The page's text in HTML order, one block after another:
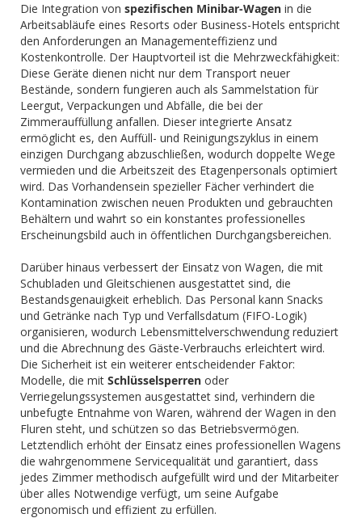
Die Integration von spezifischen Minibar-Wagen in die
Arbeitsabläufe eines Resorts oder Business-Hotels entspricht
den Anforderungen an Managementeffizienz und
Kostenkontrolle. Der Hauptvorteil ist die Mehrzweckfähigkeit:
Diese Geräte dienen nicht nur dem Transport neuer
Bestände, sondern fungieren auch als Sammelstation für
Leergut, Verpackungen und Abfälle, die bei der
Zimmerauffüllung anfallen. Dieser integrierte Ansatz
ermöglicht es, den Auffüll- und Reinigungszyklus in einem
einzigen Durchgang abzuschließen, wodurch doppelte Wege
vermieden und die Arbeitszeit des Etagenpersonals optimiert
wird. Das Vorhandensein spezieller Fächer verhindert die
Kontamination zwischen neuen Produkten und gebrauchten
Behältern und wahrt so ein konstantes professionelles
Erscheinungsbild auch in öffentlichen Durchgangsbereichen.
Darüber hinaus verbessert der Einsatz von Wagen, die mit
Schubladen und Gleitschienen ausgestattet sind, die
Bestandsgenauigkeit erheblich. Das Personal kann Snacks
und Getränke nach Typ und Verfallsdatum (FIFO-Logik)
organisieren, wodurch Lebensmittelverschwendung reduziert
und die Abrechnung des Gäste-Verbrauchs erleichtert wird.
Die Sicherheit ist ein weiterer entscheidender Faktor:
Modelle, die mit Schlüsselsperren oder
Verriegelungssystemen ausgestattet sind, verhindern die
unbefugte Entnahme von Waren, während der Wagen in den
Fluren steht, und schützen so das Betriebsvermögen.
Letztendlich erhöht der Einsatz eines professionellen Wagens
die wahrgenommene Servicequalität und garantiert, dass
jedes Zimmer methodisch aufgefüllt wird und der Mitarbeiter
über alles Notwendige verfügt, um seine Aufgabe
ergonomisch und effizient zu erfüllen.